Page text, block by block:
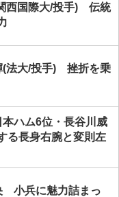
西国際大/投手) 伝統
(法大/投手) 挫折を乗
ハム6位・長谷川威
る長身右腕と変則左
小兵に魅力詰まっ